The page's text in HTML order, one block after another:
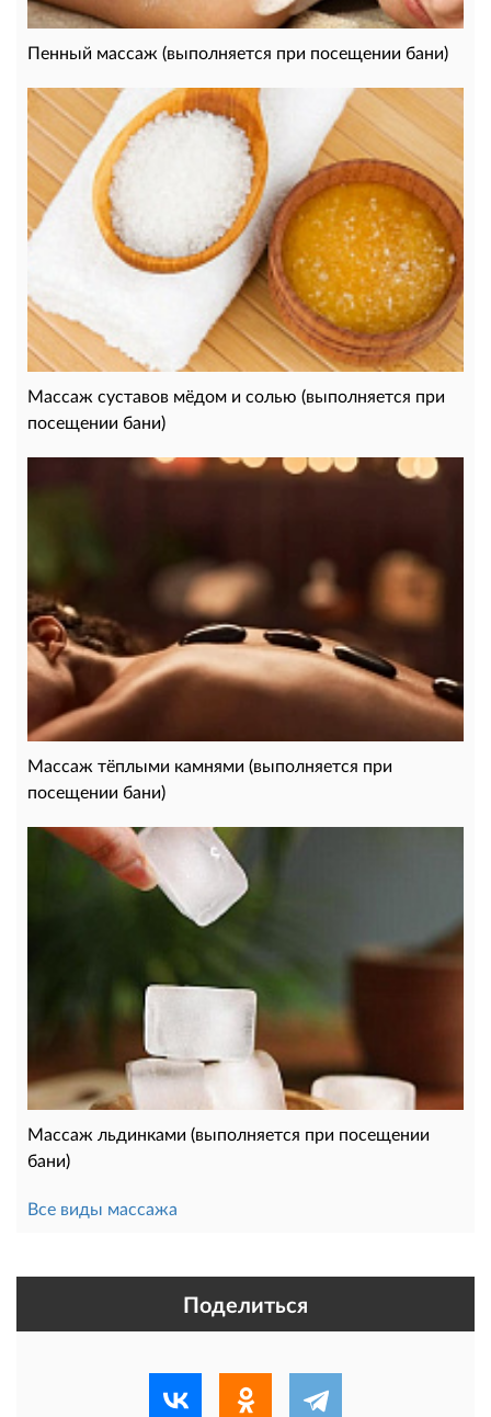
Пенный массаж (выполняется при посещении бани)
Массаж суставов мёдом и солью (выполняется при
посещении бани)
Массаж тёплыми камнями (выполняется при
посещении бани)
Массаж льдинками (выполняется при посещении
бани)
Все виды массажа
Поделиться